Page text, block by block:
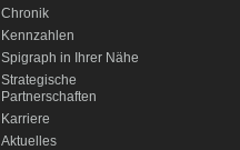
Chronik
Kennzahlen
Spigraph in Ihrer Nähe
Strategische
Partnerschaften
Karriere
Aktuelles